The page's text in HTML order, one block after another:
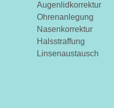
Augenlidkorrektur
Ohrenanlegung
Nasenkorrektur
Halsstraffung
Linsenaustausch